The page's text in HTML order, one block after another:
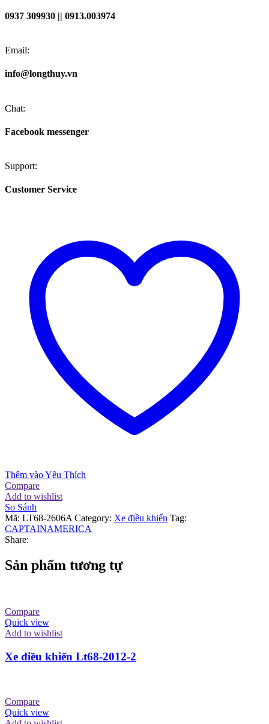
0937 309930 || 0913.003974
Email:
info@longthuy.vn
Chat:
Facebook messenger
Support:
Customer Service
Thêm vào Yêu Thích
Compare
Add to wishlist
So Sánh
Mã: LT68-2606A Category: Xe điều khiển Tag:
CAPTAINAMERICA
Share:
Sản phẩm tương tự
Compare
Quick view
Add to wishlist
Xe điều khiển Lt68-2012-2
Compare
Quick view